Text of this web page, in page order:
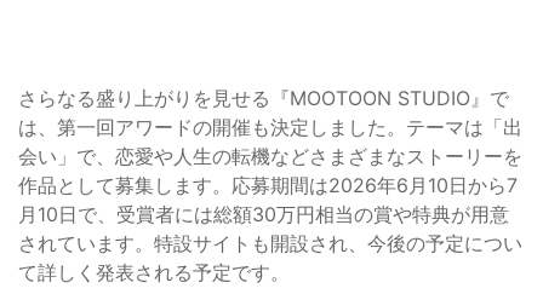
さらなる盛り上がりを見せる『MOOTOON STUDIO』で
は、第一回アワードの開催も決定しました。テーマは「出
会い」で、恋愛や人生の転機などさまざまなストーリーを
作品として募集します。応募期間は2026年6月10日から7
月10日で、受賞者には総額30万円相当の賞や特典が用意
されています。特設サイトも開設され、今後の予定につい
て詳しく発表される予定です。